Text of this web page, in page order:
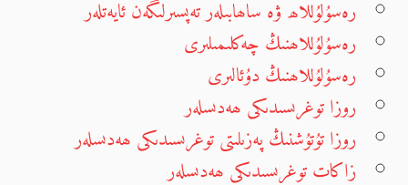
رەسۇلۇللاھ ۋە ساھابىلەر تەپسىرلىگەن ئايەتلەر
رەسۇلۇللاھنىڭ چەكلىمىلىرى
رەسۇلۇللاھنىڭ دۇئالىرى
روزا توغرىسىدىكى ھەدىسلەر
روزا تۇتۇشنىڭ پەزىلىتى توغرىسىدىكى ھەدىسلەر
زاكات توغرىسىدىكى ھەدىسلەر